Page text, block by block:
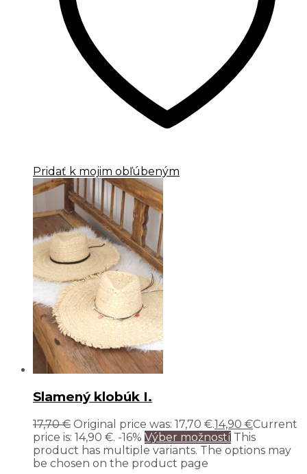
Pridať k mojim obľúbeným
Slamený klobúk I.
17,70€ Original price was: 17,70 €.14,90 €Current
price is: 14,90 €. -16% Výber možností This
product has multiple variants. The options may
be chosen on the product page